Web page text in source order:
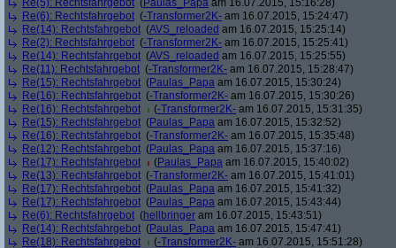
Re(5): Rechtsfahrgebot (Paulas_Papa am 16.07.2015, 15:16:28)
Re(6): Rechtsfahrgebot (-Transformer2K- am 16.07.2015, 15:24:47)
Re(14): Rechtsfahrgebot (AVS_reloaded am 16.07.2015, 15:25:14)
Re(2): Rechtsfahrgebot (-Transformer2K- am 16.07.2015, 15:25:41)
Re(14): Rechtsfahrgebot (AVS_reloaded am 16.07.2015, 15:25:55)
Re(11): Rechtsfahrgebot (-Transformer2K- am 16.07.2015, 15:28:47)
Re(15): Rechtsfahrgebot (Paulas_Papa am 16.07.2015, 15:30:24)
Re(16): Rechtsfahrgebot (-Transformer2K- am 16.07.2015, 15:30:26)
Re(16): Rechtsfahrgebot
(-Transformer2K- am 16.07.2015, 15:31:35)
Re(15): Rechtsfahrgebot (Paulas_Papa am 16.07.2015, 15:32:52)
Re(16): Rechtsfahrgebot (-Transformer2K- am 16.07.2015, 15:35:48)
Re(12): Rechtsfahrgebot (Paulas_Papa am 16.07.2015, 15:37:16)
Re(17): Rechtsfahrgebot
(Paulas_Papa am 16.07.2015, 15:40:02)
Re(13): Rechtsfahrgebot (-Transformer2K- am 16.07.2015, 15:41:01)
Re(17): Rechtsfahrgebot (Paulas_Papa am 16.07.2015, 15:41:32)
Re(17): Rechtsfahrgebot (Paulas_Papa am 16.07.2015, 15:43:44)
Re(6): Rechtsfahrgebot (hellbringer am 16.07.2015, 15:43:51)
Re(14): Rechtsfahrgebot (Paulas_Papa am 16.07.2015, 15:47:41)
Re(18): Rechtsfahrgebot
(-Transformer2K- am 16.07.2015, 15:51:28)